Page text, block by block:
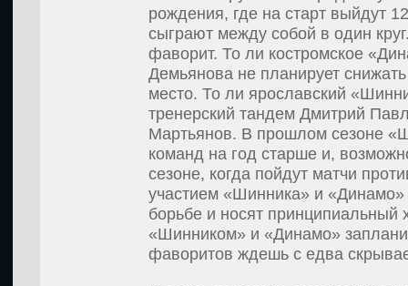
рождения, где на старт выйдут
сыграют между собой в один
фаворит. То ли костромское
Демьянова не планирует
место. То ли ярославский
тренерский тандем Дмитрий
Мартьянов. В прошлом сезоне
команд на год старше и,
сезоне, когда пойдут матчи
участием «Шинника» и
борьбе и носят принципиальный
«Шинником» и «Динамо»
фаворитов ждешь с едва